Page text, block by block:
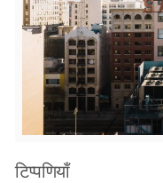
टिप्पणियाँ